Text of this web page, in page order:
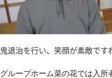
鬼退治を行い、笑顔が素敵です
グループホーム菜の花では入所